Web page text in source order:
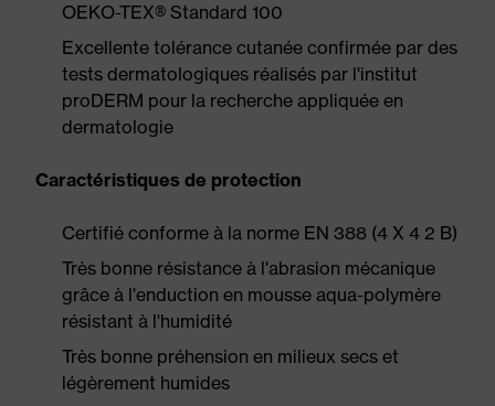
OEKO-TEX® Standard 100
Excellente tolérance cutanée confirmée par des
tests dermatologiques réalisés par l'institut
proDERM pour la recherche appliquée en
dermatologie
Caractéristiques de protection
Certifié conforme à la norme EN 388 (4 X 4 2 B)
Très bonne résistance à l'abrasion mécanique
grâce à l'enduction en mousse aqua-polymère
résistant à l'humidité
Très bonne préhension en milieux secs et
légèrement humides